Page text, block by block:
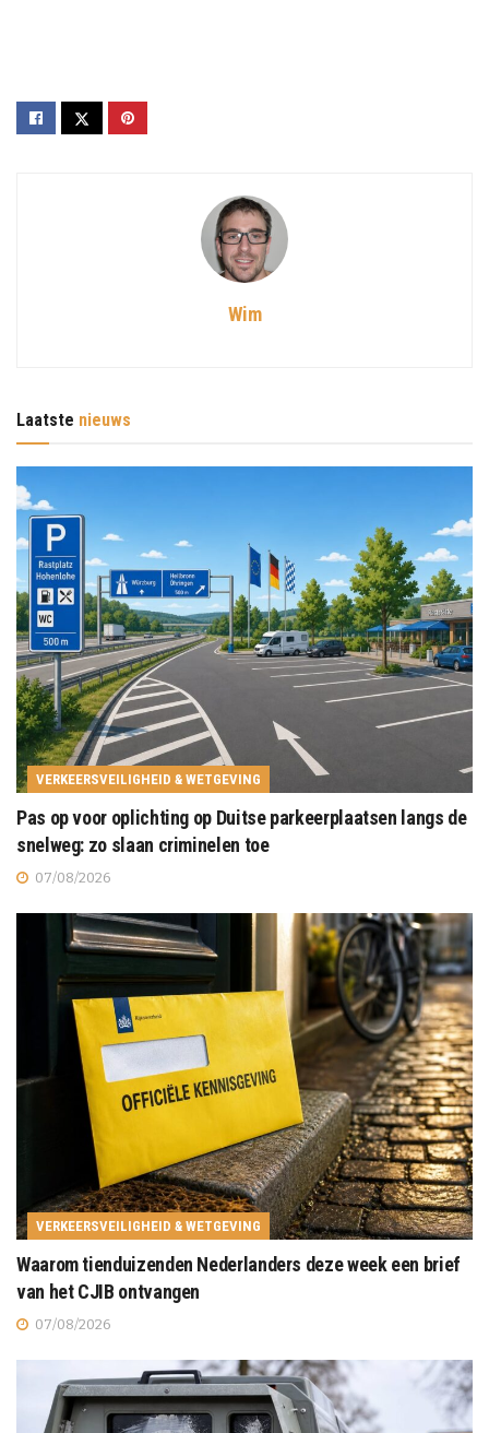
Wim
Laatste nieuws
VERKEERSVEILIGHEID & WETGEVING
Pas op voor oplichting op Duitse parkeerplaatsen langs de
snelweg: zo slaan criminelen toe
07/08/2026
VERKEERSVEILIGHEID & WETGEVING
Waarom tienduizenden Nederlanders deze week een brief
van het CJIB ontvangen
07/08/2026